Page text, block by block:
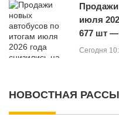
Продажи
июля
677 шт —
Сегодня
НОВОСТНАЯ